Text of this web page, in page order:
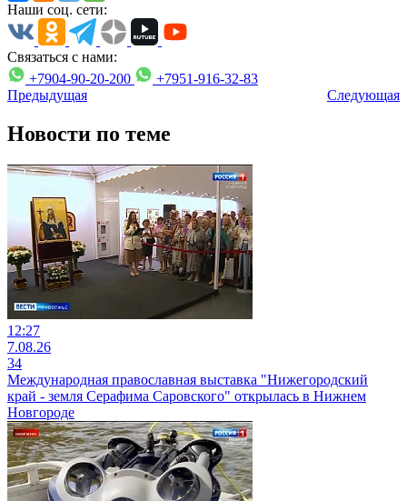
Наши соц. сети:
Связаться с нами:
+7904-90-20-200
+7951-916-32-83
Предыдущая
Следующая
Новости по теме
12:27
7.08.26
34
Международная православная выставка "Нижегородский
край - земля Серафима Саровского" открылась в Нижнем
Новгороде